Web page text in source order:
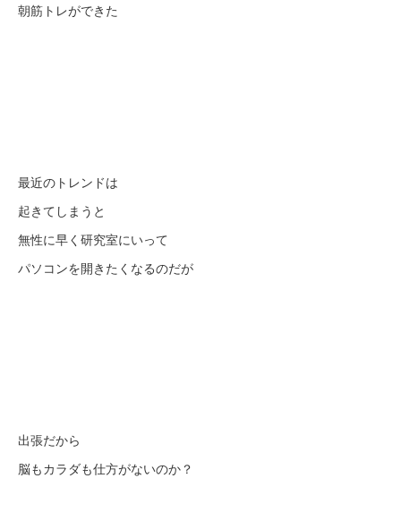
朝筋トレができた
最近のトレンドは
起きてしまうと
無性に早く研究室にいって
パソコンを開きたくなるのだが
出張だから
脳もカラダも仕方がないのか？